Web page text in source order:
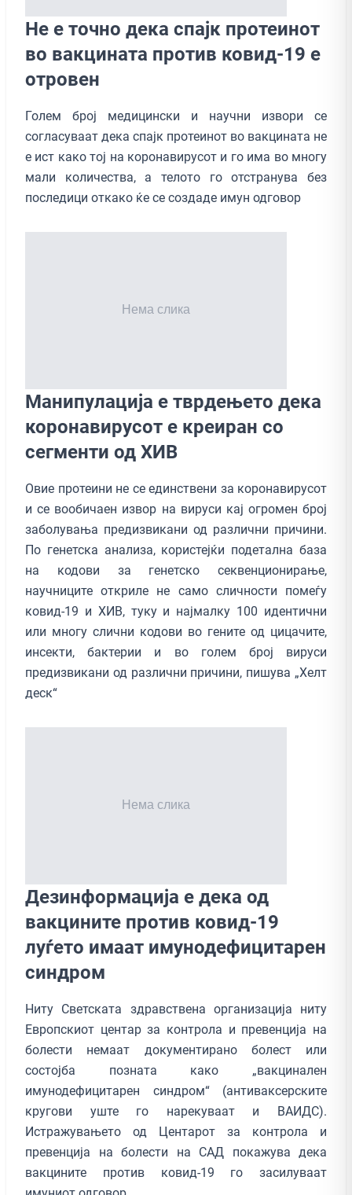
Не е точно дека спајк протеинот
во вакцината против ковид-19 е
отровен
Голем број медицински и научни извори се
согласуваат дека спајк протеинот во вакцината не
е ист како тој на коронавирусот и го има во многу
мали количества, а телото го отстранува без
последици откако ќе се создаде имун одговор
Манипулација е тврдењето дека
коронавирусот е креиран со
сегменти од ХИВ
Овие протеини не се единствени за коронавирусот
и се вообичаен извор на вируси кај огромен број
заболувања предизвикани од различни причини.
По генетска анализа, користејќи подетална база
на кодови за генетско секвенционирање,
научниците откриле не само сличности помеѓу
ковид-19 и ХИВ, туку и најмалку 100 идентични
или многу слични кодови во гените од цицачите,
инсекти, бактерии и во голем број вируси
предизвикани од различни причини, пишува „Хелт
деск“
Дезинформација е дека од
вакцините против ковид-19
луѓето имаат имунодефицитарен
синдром
Ниту Светската здравствена организација ниту
Европскиот центар за контрола и превенција на
болести немаат документирано болест или
состојба позната како „вакцинален
имунодефицитарен синдром“ (антиваксерските
кругови уште го нарекуваат и ВАИДС).
Истражувањето од Центарот за контрола и
превенција на болести на САД покажува дека
вакцините против ковид-19 го засилуваат